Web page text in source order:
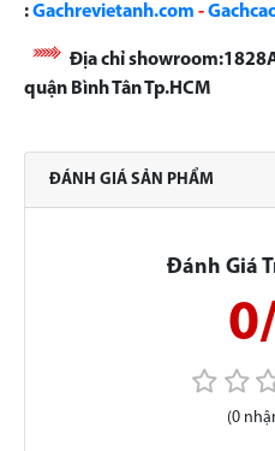
:Gachrevietanh.com -
Địa chỉ
quận Bình Tân Tp.HCM
ĐÁNH GIÁ SẢN PHẨM
Đánh Giá
(0